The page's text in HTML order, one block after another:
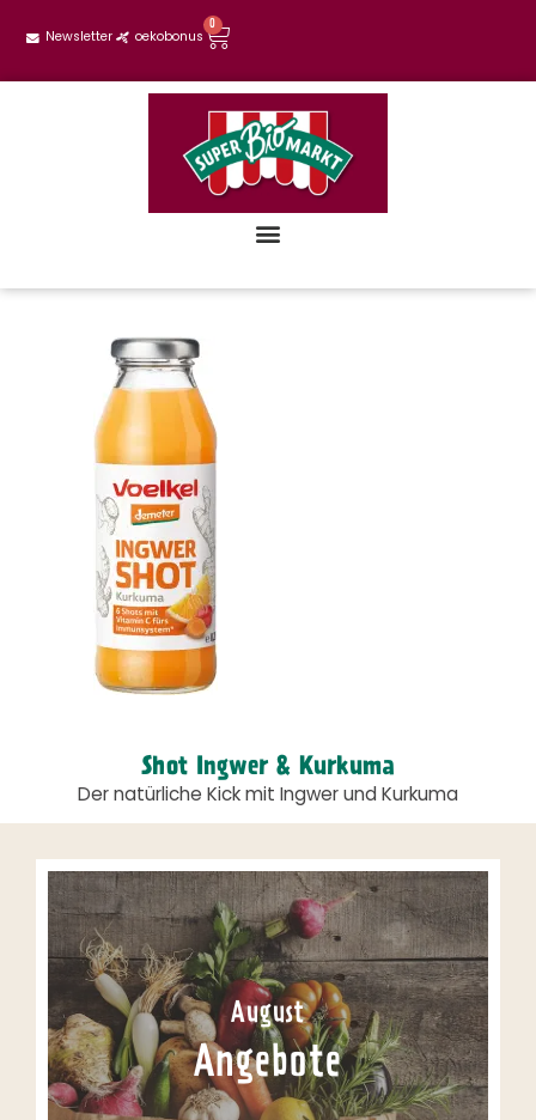
Newsletter oekobonus
0
Shot Ingwer & Kurkuma
Der natürliche Kick mit Ingwer und Kurkuma
August
Angebote